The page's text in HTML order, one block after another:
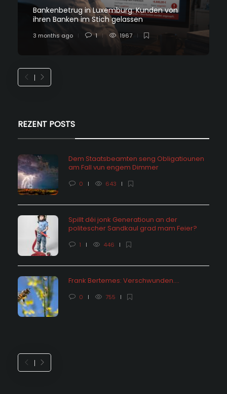
Bankenbetrug in Luxemburg: Kunden von
ihren Banken im Stich gelassen
3 months ago 1 1967
REZENT POSTS
Dem Staatsbeamten seng Obligatiounen
am Fall vun engem Dimmer
0 643
Spillt déi jonk Generatioun an der
politescher Sandkaul grad mam Feier?
1 446
Frank Bertemes: Verschwunden….
0 755